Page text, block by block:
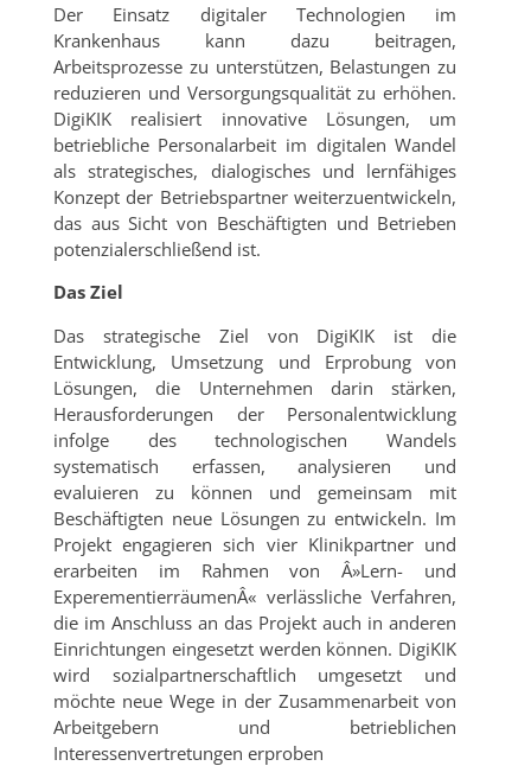
Der Einsatz digitaler Technologien im
Krankenhaus kann dazu beitragen,
Arbeitsprozesse zu unterstützen, Belastungen zu
reduzieren und Versorgungsqualität zu erhöhen.
DigiKIK realisiert innovative Lösungen, um
betriebliche Personalarbeit im digitalen Wandel
als strategisches, dialogisches und lernfähiges
Konzept der Betriebspartner weiterzuentwickeln,
das aus Sicht von Beschäftigten und Betrieben
potenzialerschließend ist.
Das Ziel
Das strategische Ziel von DigiKIK ist die
Entwicklung, Umsetzung und Erprobung von
Lösungen, die Unternehmen darin stärken,
Herausforderungen der Personalentwicklung
infolge des technologischen Wandels
systematisch erfassen, analysieren und
evaluieren zu können und gemeinsam mit
Beschäftigten neue Lösungen zu entwickeln. Im
Projekt engagieren sich vier Klinikpartner und
erarbeiten im Rahmen von Â»Lern- und
ExperementierräumenÂ« verlässliche Verfahren,
die im Anschluss an das Projekt auch in anderen
Einrichtungen eingesetzt werden können. DigiKIK
wird sozialpartnerschaftlich umgesetzt und
möchte neue Wege in der Zusammenarbeit von
Arbeitgebern und betrieblichen
Interessenvertretungen erproben